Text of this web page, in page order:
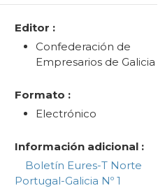
Editor :
Confederación de
Empresarios de Galicia
Formato :
Electrónico
Información adicional :
Boletín Eures-T Norte
Portugal-Galicia Nº 1